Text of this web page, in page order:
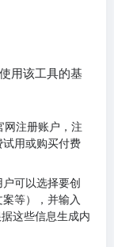
用该工具的基
注册账户，注
用或购买付费
可以选择要创
等），并输入
这些信息生成内